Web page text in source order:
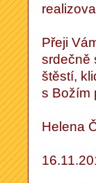
Přeji
srdečně
štěstí,
s Božím
Helena